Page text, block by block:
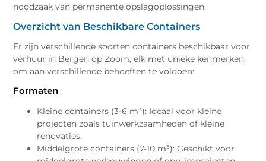
noodzaak van permanente opslagoplossingen.
Overzicht van Beschikbare Containers
Er zijn verschillende soorten containers beschikbaar voor
verhuur in Bergen op Zoom, elk met unieke kenmerken
om aan verschillende behoeften te voldoen:
Formaten
Kleine containers (3-6 m³): Ideaal voor kleine
projecten zoals tuinwerkzaamheden of kleine
renovaties.
Middelgrote containers (7-10 m³): Geschikt voor